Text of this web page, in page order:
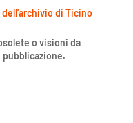
di Ticino
o visioni da